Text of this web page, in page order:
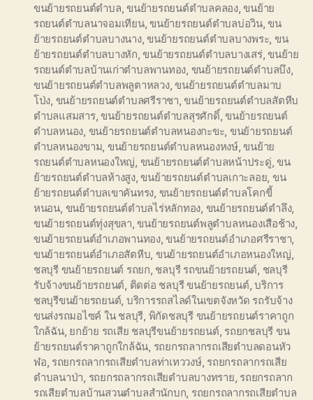
ขนย้ายรถยนต์ตำบล ,ขนย้ายรถยนต์ตำบลคลอง,ขนย้าย
รถยนต์ตำบลนาจอมเทียน,ขนย้ายรถยนต์ตำบลบ่อวิน,ขน
ย้ายรถยนต์ตำบลบางนาง,ขนย้ายรถยนต์ตำบลบางพระ ขน
ย้ายรถยนต์ตำบลบางหัก ,ขนย้ายรถยนต์ตำบลบางเสร่,ขนย้าย
รถยนต์ตำบลบ้านเก่าตำบลพานทอง ขนย้ายรถยนต์ตำบลบึง,
ขนย้ายรถยนต์ตำบลพลูตาหลวง,ขนย้ายรถยนต์ตำบลมาบ
โป่ง ขนย้ายรถยนต์ตำบลศรีราชา ,ขนย้ายรถยนต์ตำบลสัตหีบ
ตำบลแสมสาร,ขนย้ายรถยนต์ตำบลสุรศักดิ์ ,ขนย้ายรถยนต์
ตำบลหนอง ขนย้ายรถยนต์ตำบลหนองกะขะ ขนย้ายรถยนต์
ตำบลหนองขาม ขนย้ายรถยนต์ตำบลหนองหงษ์,ขนย้าย
รถยนต์ตำบลหนองใหญ่ ขนย้ายรถยนต์ตำบลหน้าประดู่ ,ขน
ย้ายรถยนต์ตำบลห้างสูง,ขนย้ายรถยนต์ตำบลเกาะลอย ขน
ย้ายรถยนต์ตำบลเขาคันทรง ขนย้ายรถยนต์ตำบลโคกขี้
หนอน ขนย้ายรถยนต์ตำบลไร่หลักทอง ขนย้ายรถยนต์ตำลึง,
ขนย้ายรถยนต์ทุ่งสุขลา ,ขนย้ายรถยนต์พลูตำบลหนองเสือช้าง
ขนย้ายรถยนต์อำเภอพานทอง,ขนย้ายรถยนต์อำเภอศรีราชา
ขนย้ายรถยนต์อำเภอสัตหีบ ขนย้ายรถยนต์อำเภอหนองใหญ่
ชลบุรี ขนย้ายรถยนต์ รถยก ชลบุรี รถขนย้ายรถยนต์ ชลบุรี
รับจ้างขนย้ายรถยนต์ ติดต่อ ชลบุรี ขนย้ายรถยนต์,บริการ
ชลบุรีขนย้ายรถยนต์, บริการรถสไลด์ในเขตจังหวัด รถรับจ้าง
ขนส่งรถมอไซค์ ใน ชลบุรี พิกัดชลบุรี ขนย้ายรถยนต์ราคาถูก
ใกล้ฉัน, ยกย้าย รถเสีย ชลบุรีขนย้ายรถยนต์, รถยกชลบุรี ขน
ย้ายรถยนต์ราคาถูกใกล้ฉัน รถยกรถลากรถเสียตำบลดอนหัว
ฬอ รถยกรถลากรถเสียตำบลท่าเทววงษ์, รถยกรถลากรถเสีย
ตำบลนาป่า รถยกรถลากรถเสียตำบลบางทราย รถยกรถลาก
รถเสียตำบลบ้านสวนตำบลสำนักบก รถยกรถลากรถเสียตำบล